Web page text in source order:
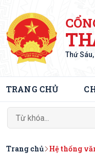
Thứ
TRANG CHỦ
Trang chủ Hệ thống